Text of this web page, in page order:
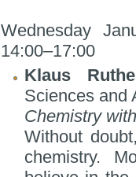
Wednesday
14:00–17:00
Klaus
Sciences and
Chemistry
Without
chemistry.